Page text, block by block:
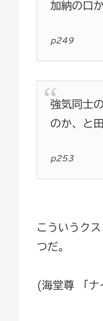
加納の口
p249
強気同士
のか、と
p253
こういうク
つだ。
(海堂尊 「